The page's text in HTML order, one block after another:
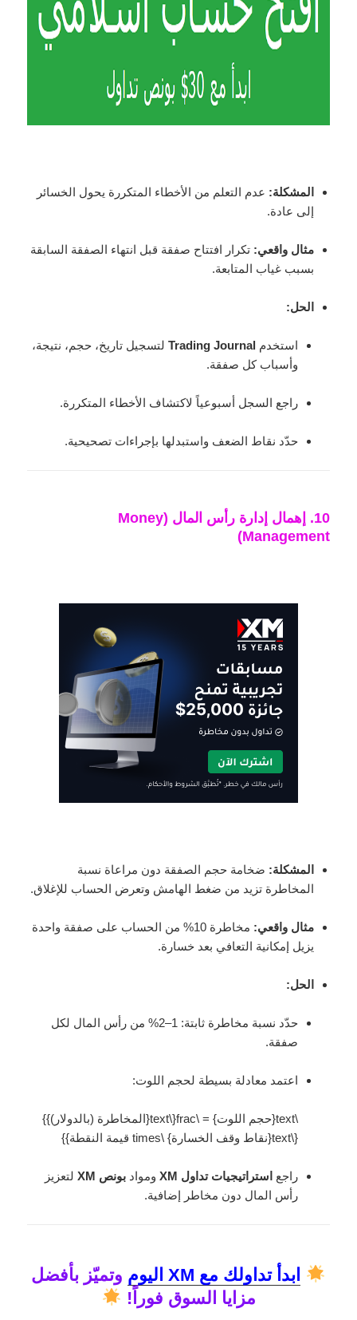
المشكلة: عدم التعلم من الأخطاء المتكررة يحول الخسائر
إلى عادة.
مثال واقعي: تكرار افتتاح صفقة قبل انتهاء الصفقة السابقة
بسبب غياب المتابعة.
الحل:
استخدم Trading Journal لتسجيل تاريخ، حجم، نتيجة،
وأسباب كل صفقة.
راجع السجل أسبوعياً لاكتشاف الأخطاء المتكررة.
حدّد نقاط الضعف واستبدلها بإجراءات تصحيحية.
10. إهمال إدارة رأس المال (Money
Management)
المشكلة: ضخامة حجم الصفقة دون مراعاة نسبة
المخاطرة تزيد من ضغط الهامش وتعرض الحساب للإغلاق.
مثال واقعي:
مخاطرة 10% من الحساب على صفقة واحدة
يزيل إمكانية التعافي بعد خسارة.
الحل:
حدّد نسبة مخاطرة ثابتة: 1–2% من رأس المال لكل
صفقة.
اعتمد معادلة بسيطة لحجم اللوت:
\text{حجم اللوت} = \frac{\text{المخاطرة (بالدولار)}}
{\text{نقاط وقف الخسارة} \times قيمة النقطة}}
راجع استراتيجيات تداول XM وموادبونص XM
لتعزيز
رأس المال دون مخاطر إضافية.
ابدأ تداولك مع XM اليوم
وتميّز بأفضل
مزايا السوق فوراً!